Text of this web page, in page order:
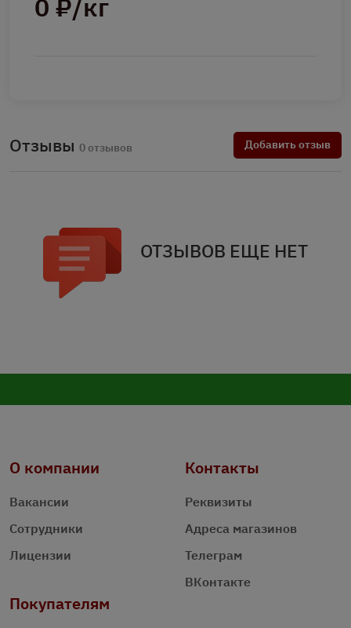
0 ₽/кг
Отзывы 0 отзывов Добавить отзыв
ОТЗЫВОВ ЕЩЕ НЕТ
О компании
Вакансии
Сотрудники
Лицензии
Контакты
Реквизиты
Адреса магазинов
Телеграм
ВКонтакте
Покупателям